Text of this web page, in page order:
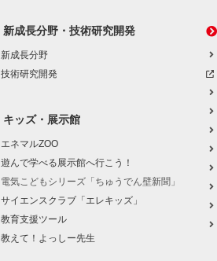
新成長分野・技術研究開発
新成長分野
技術研究開発
キッズ・展示館
エネマルZOO
遊んで学べる展示館へ行こう！
電気こどもシリーズ「ちゅうでん壁新聞」
サイエンスクラブ「エレキッズ」
教育支援ツール
教えて！よっしー先生